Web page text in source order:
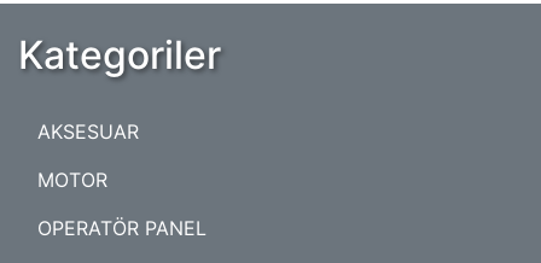
Kategoriler
AKSESUAR
MOTOR
OPERATÖR PANEL